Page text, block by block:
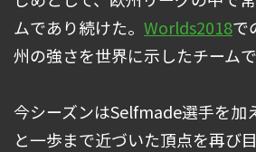
ムであり続けた。 Worlds2018で
州の強さを世界に示したチームで
今シーズンはSelfmade選手を加
と一歩まで近づいた頂点を再び目